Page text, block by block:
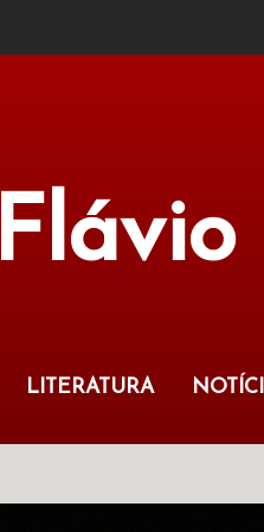
Flávio
LITERATURA